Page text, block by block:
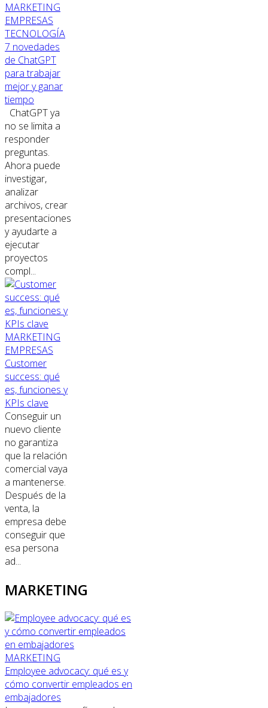
MARKETING
EMPRESAS
TECNOLOGÍA
7 novedades
de ChatGPT
para trabajar
mejor y ganar
tiempo
ChatGPT ya
no se limita a
responder
preguntas.
Ahora puede
investigar,
analizar
archivos, crear
presentaciones
y ayudarte a
ejecutar
proyectos
compl...
MARKETING
EMPRESAS
Customer
success: qué
es, funciones y
KPIs clave
Conseguir un
nuevo cliente
no garantiza
que la relación
comercial vaya
a mantenerse.
Después de la
venta, la
empresa debe
conseguir que
esa persona
ad...
MARKETING
MARKETING
Employee advocacy: qué es y
cómo convertir empleados en
embajadores